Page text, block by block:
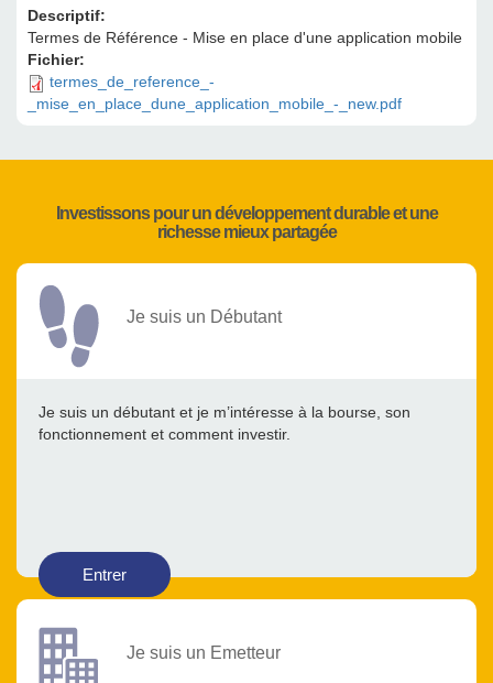
Descriptif:
Termes de Référence - Mise en place d'une application mobile
Fichier:
termes_de_reference_-
_mise_en_place_dune_application_mobile_-_new.pdf
Investissons pour un développement durable et une
richesse mieux partagée
Je suis un Débutant
Je suis un débutant et je m’intéresse à la bourse, son
fonctionnement et comment investir.
Entrer
Je suis un Emetteur